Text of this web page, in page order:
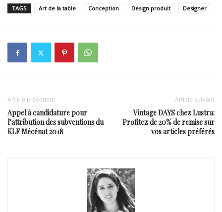
TAGS Art de la table Conception Design produit Designer
Article précédent
Appel à candidature pour
l’attribution des subventions du
KLF Mécénat 2018
Article suivant
Vintage DAYS chez Lustra:
Profitez de 20% de remise sur
vos articles préférés